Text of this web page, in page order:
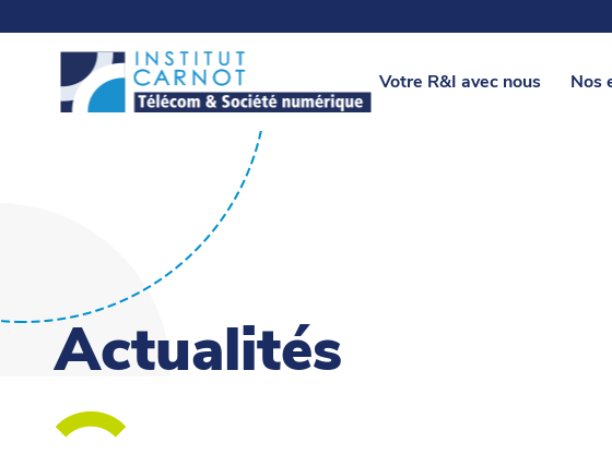
Votre R&I avec nous Nos
Actualités